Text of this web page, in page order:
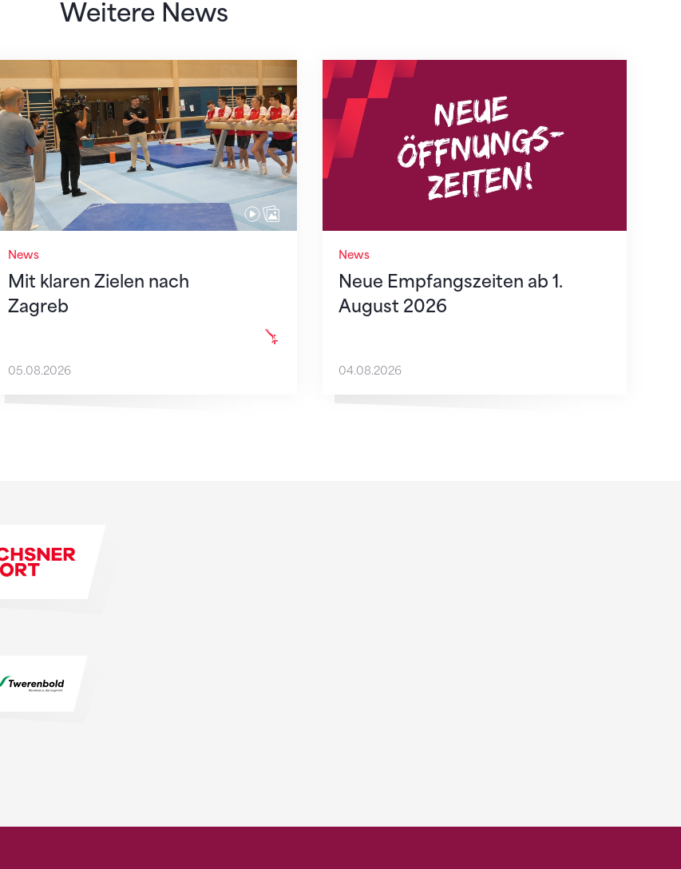
Weitere News
News
Mit klaren Zielen nach
Zagreb
Mit klaren Zielen nach Zagreb
05.08.2026
News
Neue Empfangszeiten ab 1.
August 2026
Neue Empfangszeiten ab 1. August 2026
04.08.2026